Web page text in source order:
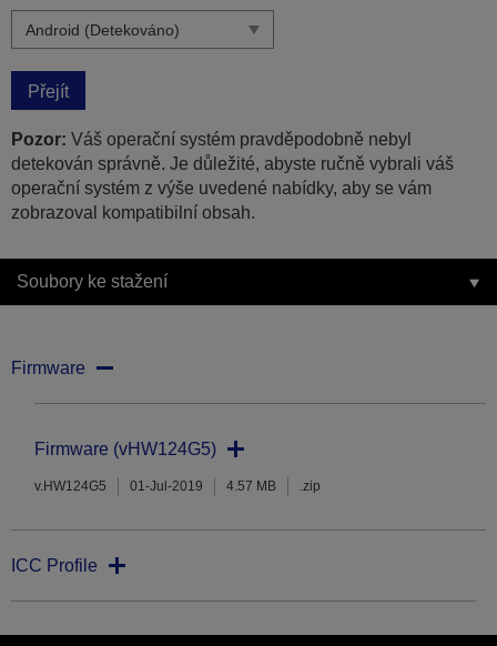
Přejít
Pozor: Váš operační systém pravděpodobně nebyl
detekován správně. Je důležité, abyste ručně vybrali váš
operační systém z výše uvedené nabídky, aby se vám
zobrazoval kompatibilní obsah.
Soubory ke stažení
Firmware
Firmware (vHW124G5)
v.HW124G5 01-Jul-2019 4.57 MB .zip
ICC Profile